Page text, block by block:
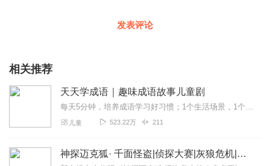
发表评论
相关推荐
天天学成语｜趣味成语故事儿童剧
每天5分钟，培养成语学习好习惯；1个生活场景，1个成语典故，1例造句；潜移默化学语文，抓住孩子的学习黄金期；hi，亲爱的小朋友们，我是你们的好朋友，也是喜欢讲故...
儿童 523.22万 211
神探迈克狐· 千面怪盗|侦探大赛|灰狼危机|多多罗